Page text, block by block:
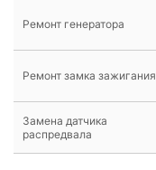
Ремонт генератора
Ремонт замка зажигания
Замена датчика
распредвала